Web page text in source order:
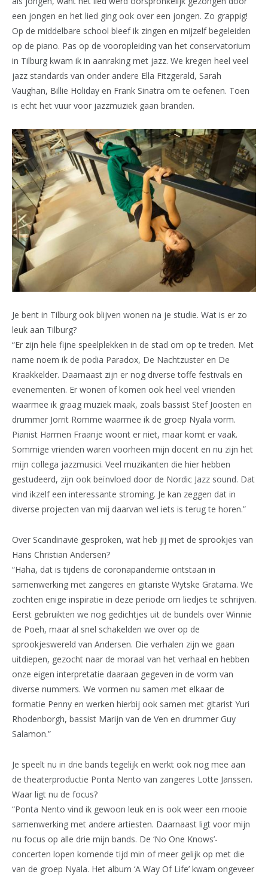
een jongen en het lied ging ook over een jongen. Zo grappig!
Op de middelbare school bleef ik zingen en mijzelf begeleiden
op de piano. Pas op de vooropleiding van het conservatorium
in Tilburg kwam ik in aanraking met jazz. We kregen heel veel
jazz standards van onder andere Ella Fitzgerald, Sarah
Vaughan, Billie Holiday en Frank Sinatra om te oefenen. Toen
is echt het vuur voor jazzmuziek gaan branden.
Je bent in Tilburg ook blijven wonen na je studie. Wat is er zo
leuk aan Tilburg?
“Er zijn hele fijne speelplekken in de stad om op te treden. Met
name noem ik de podia Paradox, De Nachtzuster en De
Kraakkelder. Daarnaast zijn er nog diverse toffe festivals en
evenementen. Er wonen of komen ook heel veel vrienden
waarmee ik graag muziek maak, zoals bassist Stef Joosten en
drummer Jorrit Romme waarmee ik de groep Nyala vorm.
Pianist Harmen Fraanje woont er niet, maar komt er vaak.
Sommige vrienden waren voorheen mijn docent en nu zijn het
mijn collega jazzmusici. Veel muzikanten die hier hebben
gestudeerd, zijn ook beïnvloed door de Nordic Jazz sound. Dat
vind ikzelf een interessante stroming. Je kan zeggen dat in
diverse projecten van mij daarvan wel iets is terug te horen.”
Over Scandinavië gesproken, wat heb jij met de sprookjes van
Hans Christian Andersen?
“Haha, dat is tijdens de coronapandemie ontstaan in
samenwerking met zangeres en gitariste Wytske Gratama. We
zochten enige inspiratie in deze periode om liedjes te schrijven.
Eerst gebruikten we nog gedichtjes uit de bundels over Winnie
de Poeh, maar al snel schakelden we over op de
sprookjeswereld van Andersen. Die verhalen zijn we gaan
uitdiepen, gezocht naar de moraal van het verhaal en hebben
onze eigen interpretatie daaraan gegeven in de vorm van
diverse nummers. We vormen nu samen met elkaar de
formatie Penny en werken hierbij ook samen met gitarist Yuri
Rhodenborgh, bassist Marijn van de Ven en drummer Guy
Salamon.”
Je speelt nu in drie bands tegelijk en werkt ook nog mee aan
de theaterproductie Ponta Nento van zangeres Lotte Janssen.
Waar ligt nu de focus?
“Ponta Nento vind ik gewoon leuk en is ook weer een mooie
samenwerking met andere artiesten. Daarnaast ligt voor mijn
nu focus op alle drie mijn bands. De ‘No One Knows’-
concerten lopen komende tijd min of meer gelijk op met die
van de groep Nyala. Het album ‘A Way Of Life’ kwam ongeveer